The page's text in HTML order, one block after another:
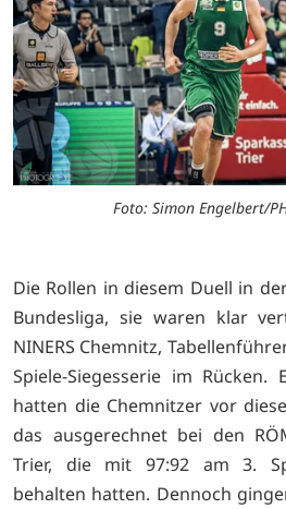
Foto: Simon Engelbert/
Die Rollen in diesem Duell in
Bundesliga, sie waren klar
NINERS Chemnitz,
Spiele-Siegesserie im Rücken.
hatten die Chemnitzer vor
das ausgerechnet bei den
Trier, die mit 97:92 am 3.
behalten hatten. Dennoch